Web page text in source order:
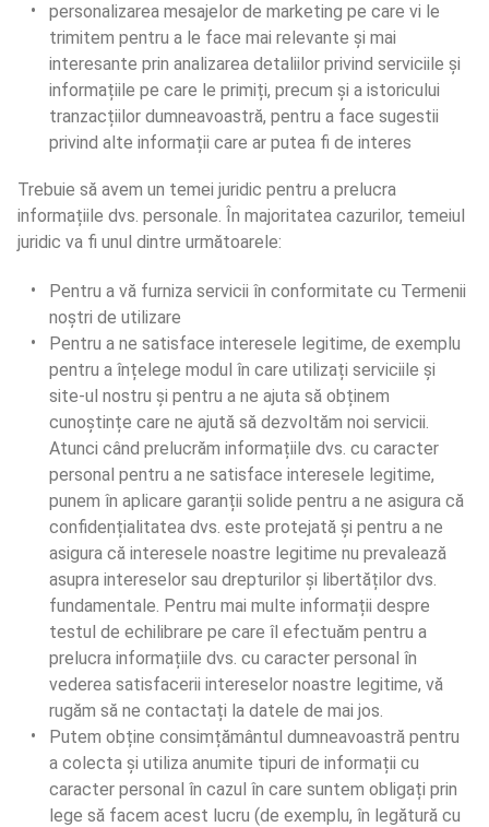
personalizarea mesajelor de marketing pe care vi le
trimitem pentru a le face mai relevante și mai
interesante prin analizarea detaliilor privind serviciile și
informațiile pe care le primiți, precum și a istoricului
tranzacțiilor dumneavoastră, pentru a face sugestii
privind alte informații care ar putea fi de interes
Trebuie să avem un temei juridic pentru a prelucra
informațiile dvs. personale. În majoritatea cazurilor, temeiul
juridic va fi unul dintre următoarele:
Pentru a vă furniza servicii în conformitate cu Termenii
noștri de utilizare
Pentru a ne satisface interesele legitime, de exemplu
pentru a înțelege modul în care utilizați serviciile și
site-ul nostru și pentru a ne ajuta să obținem
cunoștințe care ne ajută să dezvoltăm noi servicii.
Atunci când prelucrăm informațiile dvs. cu caracter
personal pentru a ne satisface interesele legitime,
punem în aplicare garanții solide pentru a ne asigura că
confidențialitatea dvs. este protejată și pentru a ne
asigura că interesele noastre legitime nu prevalează
asupra intereselor sau drepturilor și libertăților dvs.
fundamentale. Pentru mai multe informații despre
testul de echilibrare pe care îl efectuăm pentru a
prelucra informațiile dvs. cu caracter personal în
vederea satisfacerii intereselor noastre legitime, vă
rugăm să ne contactați la datele de mai jos.
Putem obține consimțământul dumneavoastră pentru
a colecta și utiliza anumite tipuri de informații cu
caracter personal în cazul în care suntem obligați prin
lege să facem acest lucru (de exemplu, în legătură cu